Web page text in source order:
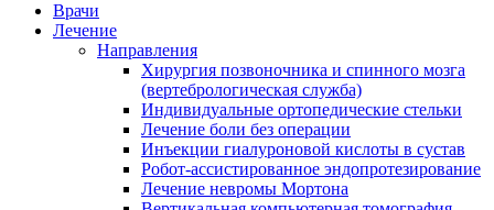
Врачи
Лечение
Направления
Хирургия позвоночника и спинного мозга
(вертебрологическая служба)
Индивидуальные ортопедические стельки
Лечение боли без операции
Инъекции гиалуроновой кислоты в сустав
Робот-ассистированное эндопротезирование
Лечение невромы Мортона